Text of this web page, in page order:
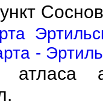
-
атласа